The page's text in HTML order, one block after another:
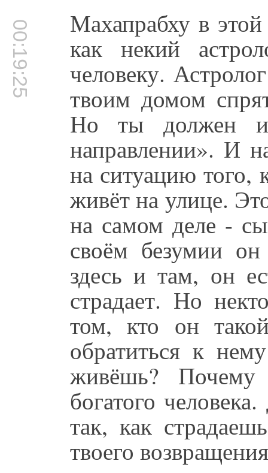
00:19:25 Махапрабху в
как некий
человеку.
твоим домом
Но ты должен
направлении». И
на ситуацию того,
живёт на улице.
на самом деле -
своём безумии
здесь и там, он
страдает. Но
том, кто он
обратиться к
живёшь?
богатого
так, как
твоего